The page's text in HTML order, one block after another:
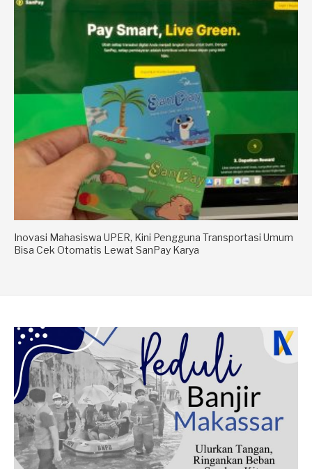
Inovasi Mahasiswa UPER, Kini Pengguna Transportasi Umum
Bisa Cek Otomatis Lewat SanPay Karya